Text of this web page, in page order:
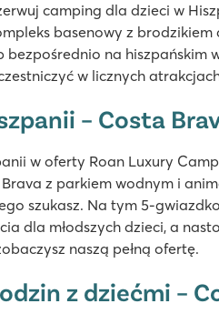
plac zabaw
palmami
camping dla dzieci w
basenowy z
na
w licznych
– Costa
w oferty Roan Luxury
z parkiem wodnym i
szukasz. Na tym 5-
dla młodszych dzieci, a
naszą pełną ofertę.
z dziećmi –